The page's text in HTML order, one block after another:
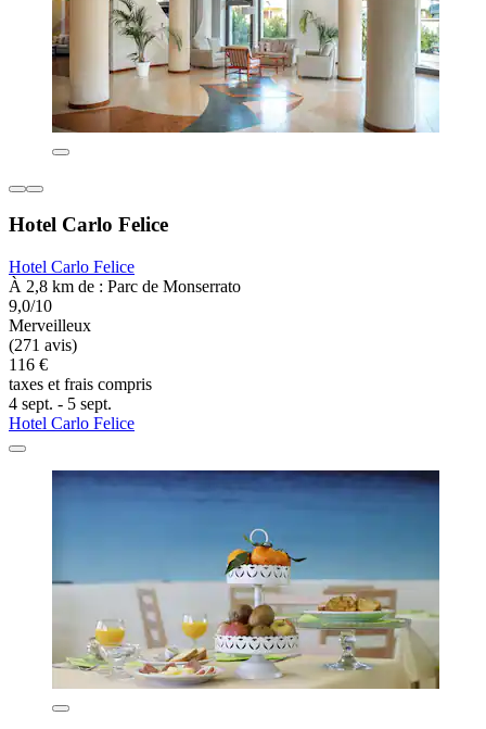
Hotel Carlo Felice
Hotel Carlo Felice
À 2,8 km de : Parc de Monserrato
9,0/10
Merveilleux
(271 avis)
116 €
taxes et frais compris
4 sept. - 5 sept.
Hotel Carlo Felice